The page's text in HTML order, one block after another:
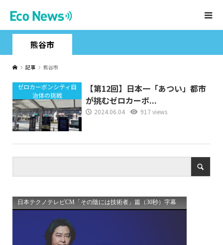
熊谷市
記事 熊谷市
ゼロカーボンシティ自
治体の挑戦
【第12回】日本一「あつい」都市
が挑むゼロカーボ...
2024.06.04 917 views